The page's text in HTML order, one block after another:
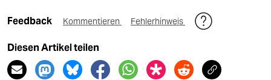
Feedback Kommentieren Fehlerhinweis
Diesen Artikel teilen